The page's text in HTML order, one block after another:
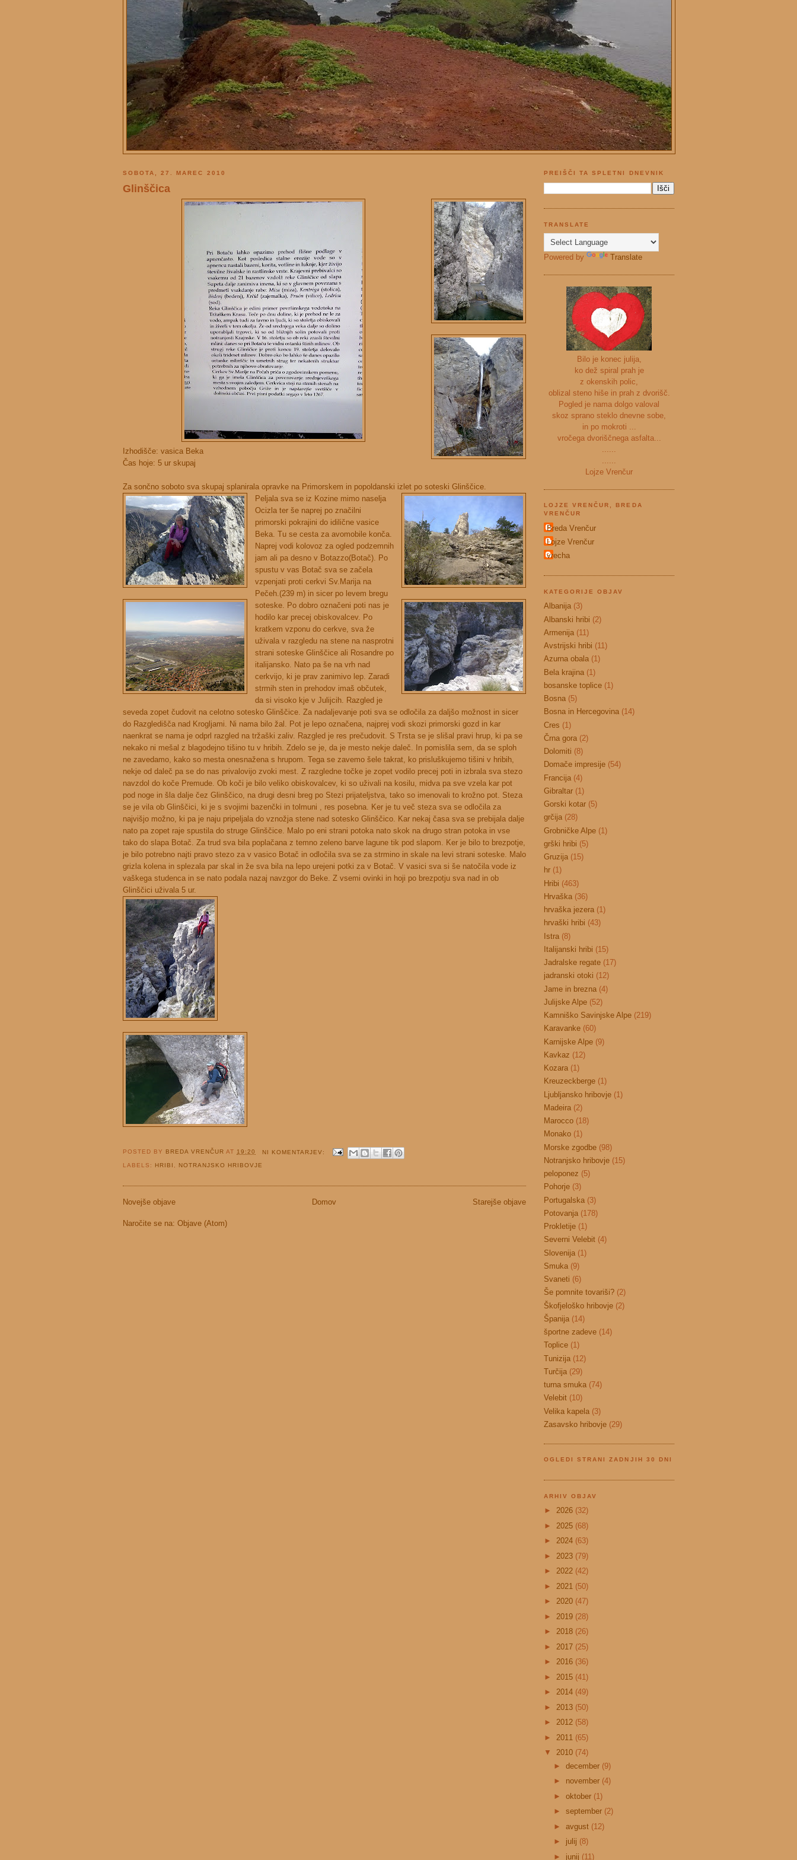
SOBOTA, 27. MAREC 2010
Glinščica
Izhodišče: vasica Beka
Čas hoje: 5 ur skupaj
Za sončno soboto sva skupaj splanirala opravke na Primorskem in popoldanski izlet po soteski Glinščice.
Peljala sva se iz Kozine mimo naselja
Ocizla ter še naprej po značilni
primorski pokrajini do idilične vasice
Beka. Tu se cesta za avomobile konča.
Naprej vodi kolovoz za ogled podzemnih
jam ali pa desno v Botazzo(Botač). Po
spustu v vas Botač sva se začela
vzpenjati proti cerkvi Sv.Marija na
Pečeh.(239 m) in sicer po levem bregu
soteske. Po dobro označeni poti nas je
hodilo kar precej obiskovalcev. Po
kratkem vzponu do cerkve, sva že
uživala v razgledu na stene na nasprotni
strani soteske Glinščice ali Rosandre po
italijansko. Nato pa še na vrh nad
cerkvijo, ki je prav zanimivo lep. Zaradi
strmih sten in prehodov imaš občutek,
da si visoko kje v Julijcih. Razgled je
seveda zopet čudovit na celotno sotesko Glinščice. Za nadaljevanje poti sva se odločila za daljšo možnost in sicer
do Razgledišča nad Krogljami. Ni nama bilo žal. Pot je lepo označena, najprej vodi skozi primorski gozd in kar
naenkrat se nama je odprl razgled na tržaški zaliv. Razgled je res prečudovit. S Trsta se je slišal pravi hrup, ki pa se
nekako ni mešal z blagodejno tišino tu v hribih. Zdelo se je, da je mesto nekje daleč. In pomislila sem, da se sploh
ne zavedamo, kako so mesta onesnažena s hrupom. Tega se zavemo šele takrat, ko prisluškujemo tišini v hribih,
nekje od daleč pa se do nas privalovijo zvoki mest. Z razgledne točke je zopet vodilo precej poti in izbrala sva stezo
navzdol do koče Premude. Ob koči je bilo veliko obiskovalcev, ki so uživali na kosilu, midva pa sve vzela kar pot
pod noge in šla dalje čez Glinščico, na drugi desni breg po Stezi prijateljstva, tako so imenovali to krožno pot. Steza
se je vila ob Glinščici, ki je s svojimi bazenčki in tolmuni , res posebna. Ker je tu več steza sva se odločila za
najvišjo možno, ki pa je naju pripeljala do vznožja stene nad sotesko Glinščico. Kar nekaj časa sva se prebijala dalje
nato pa zopet raje spustila do struge Glinščice. Malo po eni strani potoka nato skok na drugo stran potoka in vse
tako do slapa Botač. Za trud sva bila poplačana z temno zeleno barve lagune tik pod slapom. Ker je bilo to brezpotje,
je bilo potrebno najti pravo stezo za v vasico Botač in odločila sva se za strmino in skale na levi strani soteske. Malo
grizla kolena in splezala par skal in že sva bila na lepo urejeni potki za v Botač. V vasici sva si še natočila vode iz
vaškega studenca in se nato podala nazaj navzgor do Beke. Z vsemi ovinki in hoji po brezpotju sva nad in ob
Glinščici uživala 5 ur.
POSTED BY BREDA VRENČURAT 19:20
NI KOMENTARJEV:
LABELS: HRIBI NOTRANJSKO HRIBOVJE
Novejše objave Starejše objave
Domov
Naročite se na: Objave (Atom)
PREIŠČI TA SPLETNI DNEVNIK
TRANSLATE
Powered by Translate
Bilo je konec julija,
ko dež spiral prah je
z okenskih polic,
oblizal steno hiše in prah z dvorišč.
Pogled je nama dolgo valoval
skoz sprano steklo dnevne sobe,
in po mokroti ...
vročega dvoriščnega asfalta...
......
......
Lojze Vrenčur
LOJZE VRENČUR, BREDA
VRENČUR
Breda Vrenčur
Lojze Vrenčur
vrecha
KATEGORIJE OBJAV
Albanija (3)
Albanski hribi (2)
Armenija (11)
Avstrijski hribi (11)
Azurna obala (1)
Bela krajina (1)
bosanske toplice (1)
Bosna (5)
Bosna in Hercegovina (14)
Cres (1)
Črna gora (2)
Dolomiti (8)
Domače impresije (54)
Francija (4)
Gibraltar (1)
Gorski kotar (5)
grčija (28)
Grobničke Alpe (1)
grški hribi (5)
Gruzija (15)
hr (1)
Hribi (463)
Hrvaška (36)
hrvaška jezera (1)
hrvaški hribi (43)
Istra (8)
Italijanski hribi (15)
Jadralske regate (17)
jadranski otoki (12)
Jame in brezna (4)
Julijske Alpe (52)
Kamniško Savinjske Alpe (219)
Karavanke (60)
Karnijske Alpe (9)
Kavkaz (12)
Kozara (1)
Kreuzeckberge (1)
Ljubljansko hribovje (1)
Madeira (2)
Marocco (18)
Monako (1)
Morske zgodbe (98)
Notranjsko hribovje (15)
peloponez (5)
Pohorje (3)
Portugalska (3)
Potovanja (178)
Prokletije (1)
Severni Velebit (4)
Slovenija (1)
Smuka (9)
Svaneti (6)
Še pomnite tovariši? (2)
Škofjeloško hribovje (2)
Španija (14)
športne zadeve (14)
Toplice (1)
Tunizija (12)
Turčija (29)
turna smuka (74)
Velebit (10)
Velika kapela (3)
Zasavsko hribovje (29)
OGLEDI STRANI ZADNJIH 30 DNI
ARHIV OBJAV
► 2026 (32)
► 2025 (68)
► 2024 (63)
► 2023 (79)
► 2022 (42)
► 2021 (50)
► 2020 (47)
► 2019 (28)
► 2018 (26)
► 2017 (25)
► 2016 (36)
► 2015 (41)
► 2014 (49)
► 2013 (50)
► 2012 (58)
► 2011 (65)
▼ 2010 (74)
► december (9)
► november (4)
► oktober (1)
► september (2)
► avgust (12)
► julij (8)
► junij (11)